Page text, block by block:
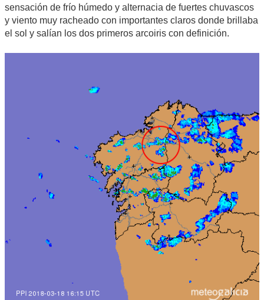
sensación de frío húmedo y alternacia de fuertes chuvascos
y viento muy racheado con importantes claros donde brillaba
el sol y salían los dos primeros arcoiris con definición.